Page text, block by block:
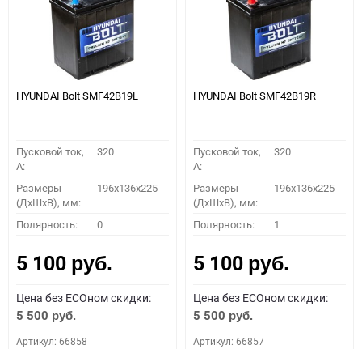
HYUNDAI Bolt SMF42B19L
Пусковой ток,
A:
320
Размеры
(ДхШхВ), мм:
196х136х225
Полярность: 0
5 100 руб.
Цена без ECOном скидки:
5 500 руб.
Артикул: 66858
HYUNDAI Bolt SMF42B19R
Пусковой ток,
A:
320
Размеры
(ДхШхВ), мм:
196х136х225
Полярность: 1
5 100 руб.
Цена без ECOном скидки:
5 500 руб.
Артикул: 66857